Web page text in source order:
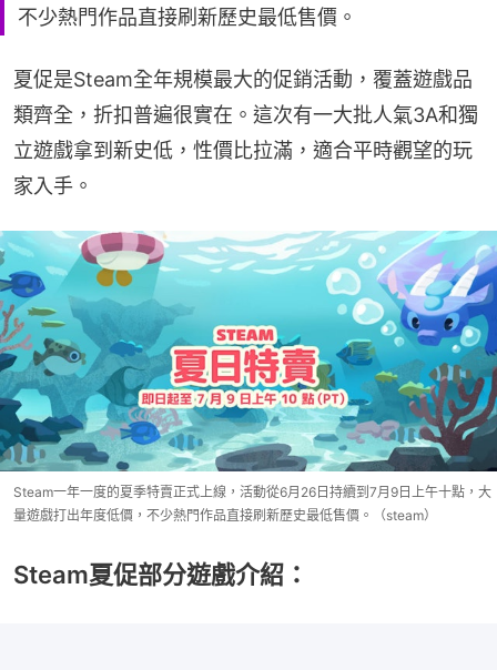
不少熱門作品直接刷新歷史最低售價。
夏促是Steam全年規模最大的促銷活動，覆蓋遊戲品
類齊全，折扣普遍很實在。這次有一大批人氣3A和獨
立遊戲拿到新史低，性價比拉滿，適合平時觀望的玩
家入手。
Steam一年一度的夏季特賣正式上線，活動從6月26日持續到7月9日上午十點，大
量遊戲打出年度低價，不少熱門作品直接刷新歷史最低售價。（steam）
Steam夏促部分遊戲介紹：